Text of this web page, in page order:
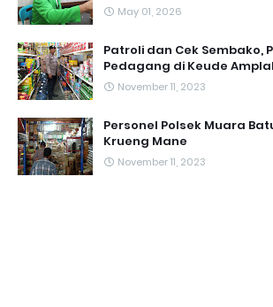
May 01, 2026
Patroli dan Cek Sembako,
Pedagang di Keude
November 11, 2023
Personel Polsek Muara
Krueng Mane
November 11, 2023